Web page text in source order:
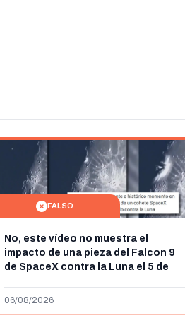
FALSO
No, este vídeo no muestra el
impacto de una pieza del Falcon 9
de SpaceX contra la Luna el 5 de
menos abril de 2026
06/08/2026